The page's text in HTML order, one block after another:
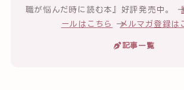
職が悩んだ時に読む本』好評発売中。 →
ールはこちら
→メルマガ登録は
記事一覧